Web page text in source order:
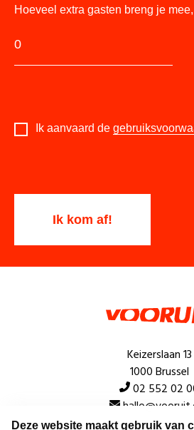
Deze website maakt gebruik van
Hoeveel extra gasten breng je
Ik aanvaard de
Keizerslaan 13
1000 Brussel
02 552 02